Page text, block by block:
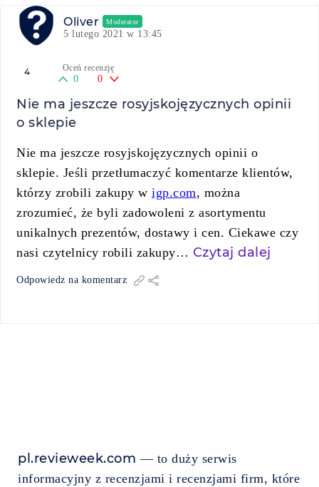
Oliver Moderator
5 lutego 2021 w 13:45
4 Oceń recenzję
0 0
Nie ma jeszcze rosyjskojęzycznych opinii
o sklepie
Nie ma jeszcze rosyjskojęzycznych opinii o
sklepie. Jeśli przetłumaczyć komentarze klientów,
którzy zrobili zakupy w igp.com, można
zrozumieć, że byli zadowoleni z asortymentu
unikalnych prezentów, dostawy i cen. Ciekawe czy
nasi czytelnicy robili zakupy… Czytaj dalej
Odpowiedz na komentarz
pl.revieweek.com — to duży serwis
informacyjny z recenzjami i recenzjami firm, które